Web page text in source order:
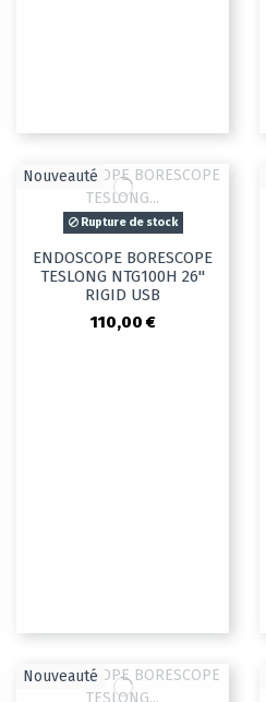
Nouveauté
Rupture de stock
ENDOSCOPE BORESCOPE
TESLONG NTG100H 26"
RIGID USB
110,00 €
Nouveauté